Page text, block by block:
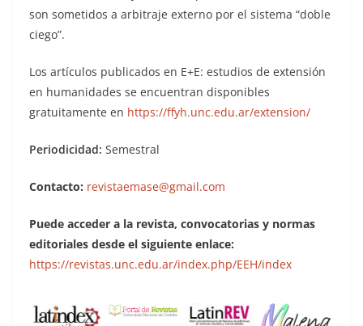
son sometidos a arbitraje externo por el sistema “doble
ciego”.
Los artículos publicados en E+E: estudios de extensión
en humanidades se encuentran disponibles
gratuitamente en https://ffyh.unc.edu.ar/extension/
Periodicidad: Semestral
Contacto: revistaemase@gmail.com
Puede acceder a la revista, convocatorias y normas
editoriales desde el siguiente enlace:
https://revistas.unc.edu.ar/index.php/EEH/index